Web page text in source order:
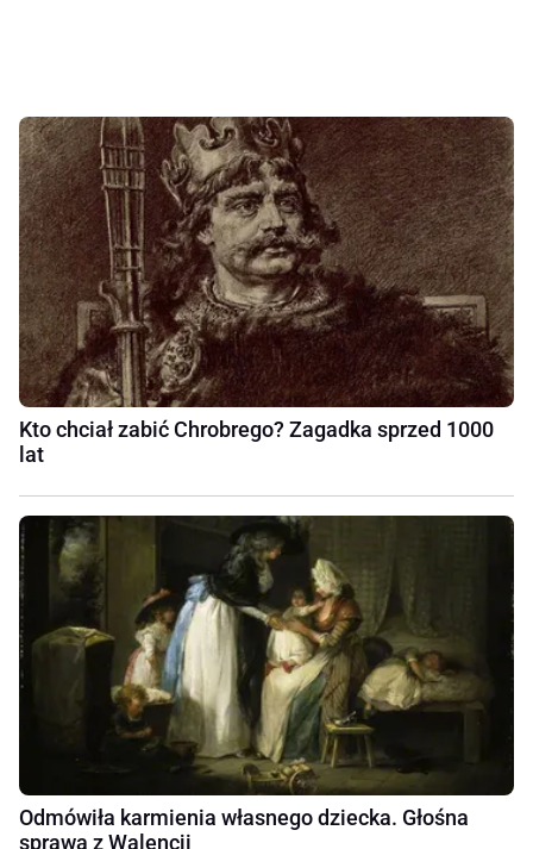
Kto chciał zabić Chrobrego? Zagadka sprzed 1000
lat
Odmówiła karmienia własnego dziecka. Głośna
sprawa z Walencji